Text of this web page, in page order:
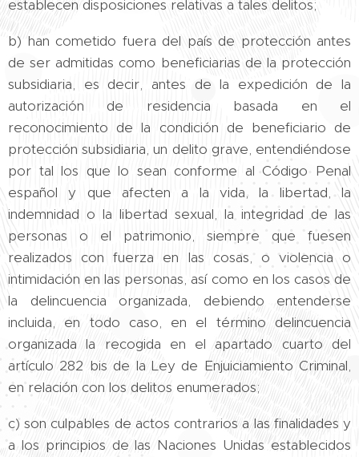
establecen disposiciones relativas a tales delitos;
b) han cometido fuera del país de protección antes
de ser admitidas como beneficiarias de la protección
subsidiaria, es decir, antes de la expedición de la
autorización de residencia basada en el
reconocimiento de la condición de beneficiario de
protección subsidiaria, un delito grave, entendiéndose
por tal los que lo sean conforme al Código Penal
español y que afecten a la vida, la libertad, la
indemnidad o la libertad sexual, la integridad de las
personas o el patrimonio, siempre que fuesen
realizados con fuerza en las cosas, o violencia o
intimidación en las personas, así como en los casos de
la delincuencia organizada, debiendo entenderse
incluida, en todo caso, en el término delincuencia
organizada la recogida en el apartado cuarto del
artículo 282 bis de la Ley de Enjuiciamiento Criminal,
en relación con los delitos enumerados;
c) son culpables de actos contrarios a las finalidades y
a los principios de las Naciones Unidas establecidos